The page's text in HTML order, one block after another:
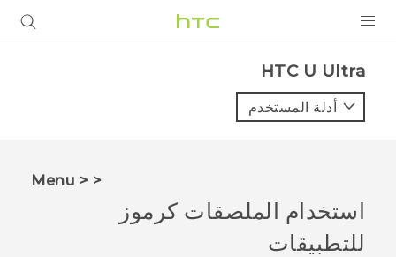
VIVE
VIVERSE
البرامج + التطبيقات
HTC U Ultra‎
أدلة المستخدم
< < Menu
استخدام الملصقات كرموز
للتطبيقات